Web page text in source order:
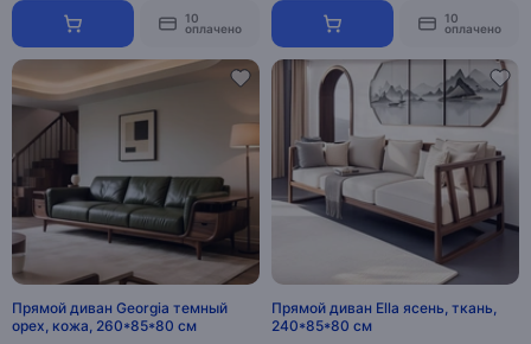
10
оплачено
10
оплачено
Прямой диван Georgia темный
орех, кожа, 260*85*80 см
Прямой диван Ella ясень, ткань,
240*85*80 см